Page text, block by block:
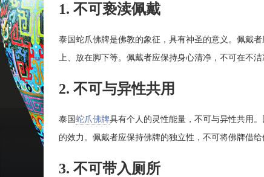
1. 不可亵渎佩戴
泰国蛇爪佛牌是佛教的象征，具有神圣的意义。佩戴
上、放在脚下等。佩戴者应保持身心清净，不可在不洁
2. 不可与异性共用
泰国 蛇爪佛牌具有个人的灵性能量，不可与异性共用
的效力。佩戴者应保持佛牌的独立性，不可将佛牌借给
3. 不可带入厕所